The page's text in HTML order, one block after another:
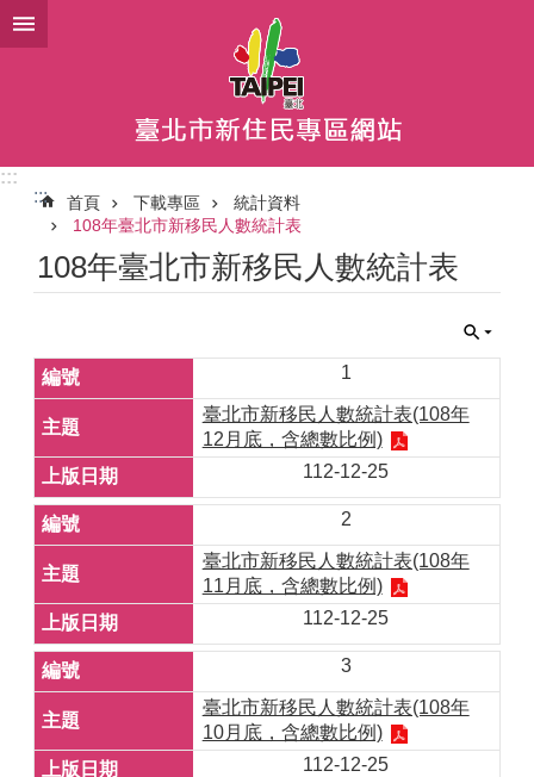
跳到主要內容區塊
:::
:::
首頁 下載專區
統計資料
108年臺北市新移民人數統計表
108年臺北市新移民人數統計表
1
臺北市新移民人數統計表(108年
12月底，含總數比例)
112-12-25
2
臺北市新移民人數統計表(108年
11月底，含總數比例)
112-12-25
3
臺北市新移民人數統計表(108年
10月底，含總數比例)
112-12-25